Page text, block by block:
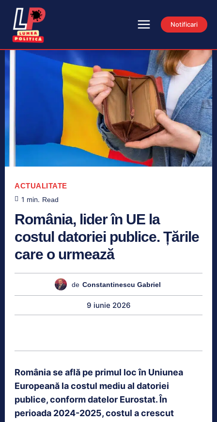
Notificari
ACTUALITATE
1 min. Read
România, lider în UE la
costul datoriei publice. Țările
care o urmează
de Constantinescu Gabriel
9 iunie 2026
România se află pe primul loc în Uniunea
Europeană la costul mediu al datoriei
publice, conform datelor Eurostat. În
perioada 2024-2025, costul a crescut